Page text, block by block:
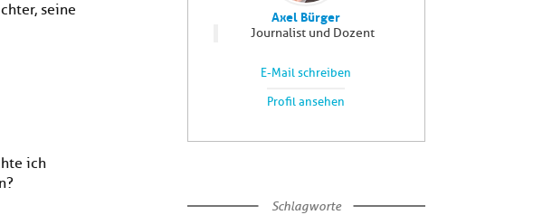
seine
ich
Axel Bürger
Journalist und Dozent
E-Mail schreiben
Profil ansehen
Schlagworte